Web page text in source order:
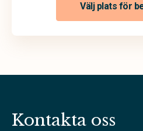
Välj plats för
Kontakta oss